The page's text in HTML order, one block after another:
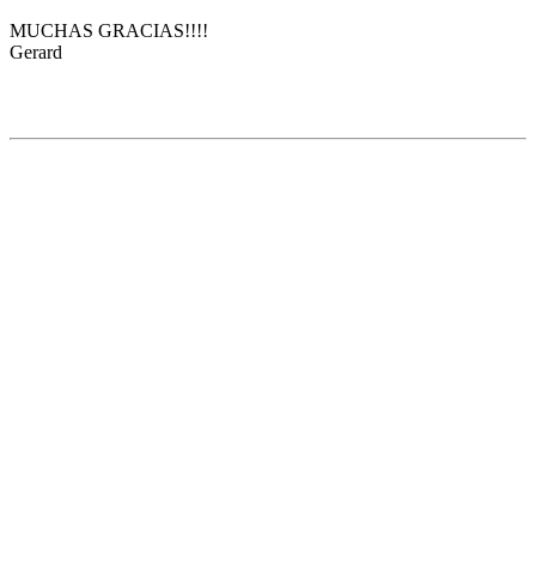
MUCHAS GRACIAS!!!!
Gerard